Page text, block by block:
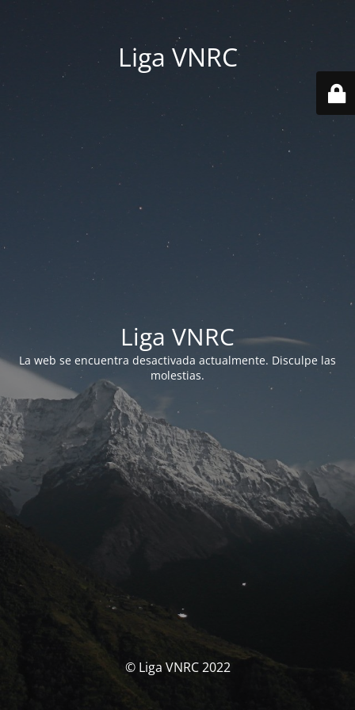
Liga VNRC
Liga VNRC
La web se encuentra desactivada actualmente. Disculpe las
molestias.
© Liga VNRC 2022